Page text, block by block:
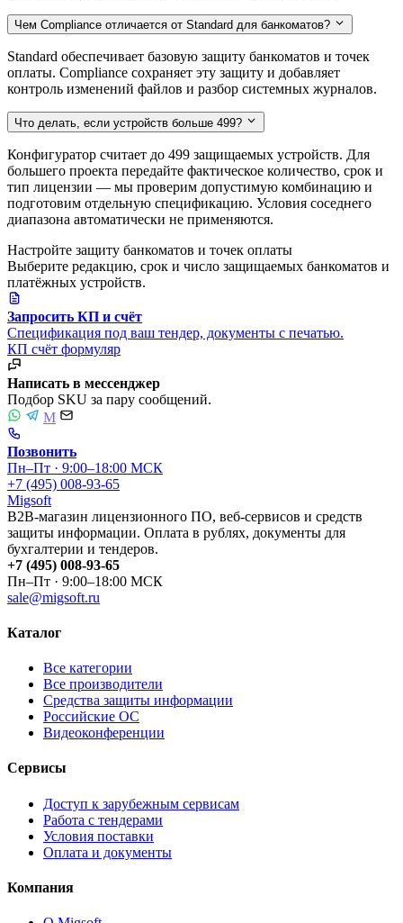
Чем Compliance отличается от Standard для банкоматов?
Standard обеспечивает базовую защиту банкоматов и точек
оплаты. Compliance сохраняет эту защиту и добавляет
контроль изменений файлов и разбор системных журналов.
Что делать, если устройств больше 499?
Конфигуратор считает до 499 защищаемых устройств. Для
большего проекта передайте фактическое количество, срок и
тип лицензии — мы проверим допустимую комбинацию и
подготовим отдельную спецификацию. Условия соседнего
диапазона автоматически не применяются.
Настройте защиту банкоматов и точек оплаты
Выберите редакцию, срок и число защищаемых банкоматов и
платёжных устройств.
Запросить КП и счёт
Спецификация под ваш тендер, документы с печатью.
КП счёт формуляр
Написать в мессенджер
Подбор SKU за пару сообщений.
M
Позвонить
Пн–Пт · 9:00–18:00 МСК
+7 (495) 008-93-65
Migsoft
B2B-магазин лицензионного ПО, веб-сервисов и средств
защиты информации. Оплата в рублях, документы для
бухгалтерии и тендеров.
+7 (495) 008-93-65
Пн–Пт · 9:00–18:00 МСК
sale@migsoft.ru
Каталог
Все категории
Все производители
Средства защиты информации
Российские ОС
Видеоконференции
Сервисы
Доступ к зарубежным сервисам
Работа с тендерами
Условия поставки
Оплата и документы
Компания